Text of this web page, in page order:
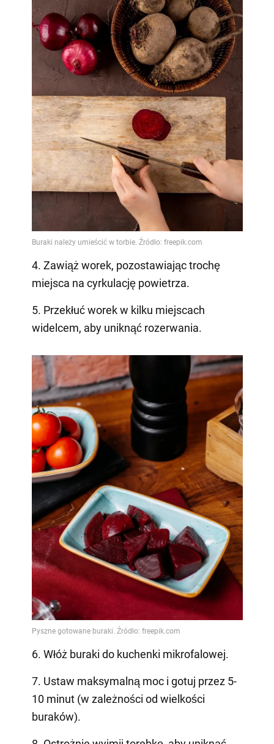
4. Zawiąż worek, pozostawiając trochę
miejsca na cyrkulację powietrza.
5. Przekłuć worek w kilku miejscach
widelcem, aby uniknąć rozerwania.
6. Włóż buraki do kuchenki mikrofalowej.
7. Ustaw maksymalną moc i gotuj przez 5-
10 minut (w zależności od wielkości
buraków).